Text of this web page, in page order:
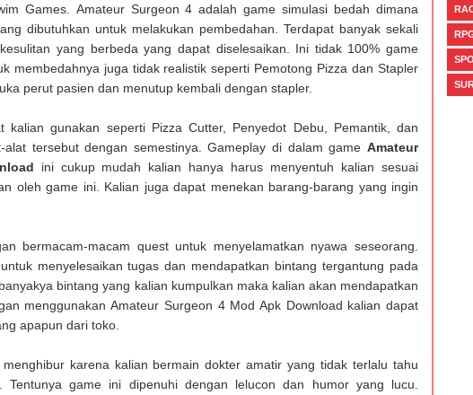
Games. Amateur Surgeon 4 adalah game simulasi bedah dimana
dibutuhkan untuk melakukan pembedahan. Terdapat banyak sekali
yang berbeda yang dapat diselesaikan. Ini tidak 100% game
membedahnya juga tidak realistik seperti Pemotong Pizza dan Stapler
perut pasien dan menutup kembali dengan stapler.
kalian gunakan seperti Pizza Cutter, Penyedot Debu, Pemantik, dan
tersebut dengan semestinya. Gameplay di dalam game Amateur
ini cukup mudah kalian hanya harus menyentuh kalian sesuai
oleh game ini. Kalian juga dapat menekan barang-barang yang ingin
bermacam-macam quest untuk menyelamatkan nyawa seseorang.
menyelesaikan tugas dan mendapatkan bintang tergantung pada
bintang yang kalian kumpulkan maka kalian akan mendapatkan
menggunakan Amateur Surgeon 4 Mod Apk Download kalian dapat
apapun dari toko.
karena kalian bermain dokter amatir yang tidak terlalu tahu
Tentunya game ini dipenuhi dengan lelucon dan humor yang lucu.